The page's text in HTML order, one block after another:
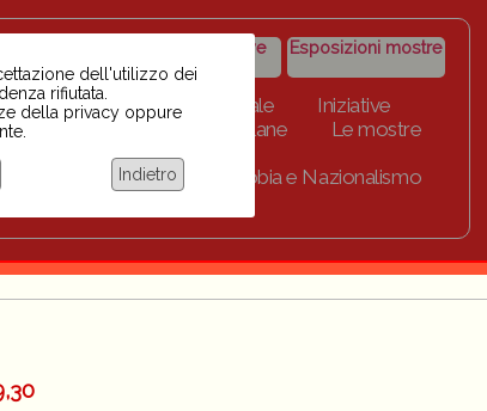
iniziative
Storico iniziative Esposizioni mostre
BINARI Biblioteca digitale
Iniziative
2024
Link Collane
Le mostre
Chi siamo
contro Razzismo, Xenofobia e Nazionalismo
dell'utilizzo dei
rifiutata.
della privacy oppure
Indietro